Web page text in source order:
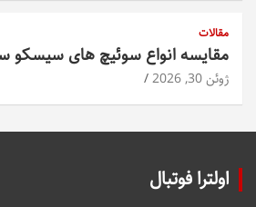
مقالات
مقایسه انواع سوئیچ های سیسکو سری
ژوئن 30, 2026
اولترا فوتبال